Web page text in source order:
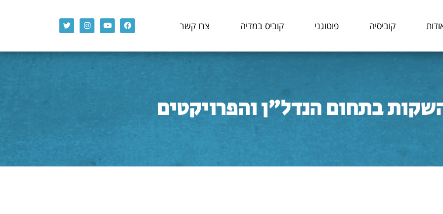
קוביסיה פוטוגני קוביס במדיה צרו קשר Facebook
Youtube
Instagram
Twitter
בתחום הנדל"ן והפרויקטים